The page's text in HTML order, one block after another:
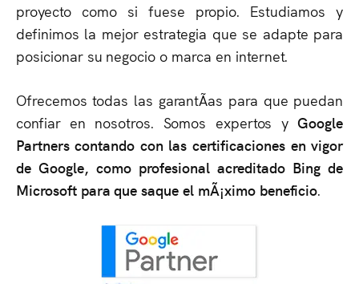
proyecto como si fuese propio. Estudiamos y
definimos la mejor estrategia que se adapte para
posicionar su negocio o marca en internet.
Ofrecemos todas las garantÃ­as para que puedan
confiar en nosotros. Somos expertos yGoogle
Partners contando con las certificaciones en vigor
de Google, como profesional acreditado Bing de
Microsoft para que saque el mÃ¡ximo beneficio.